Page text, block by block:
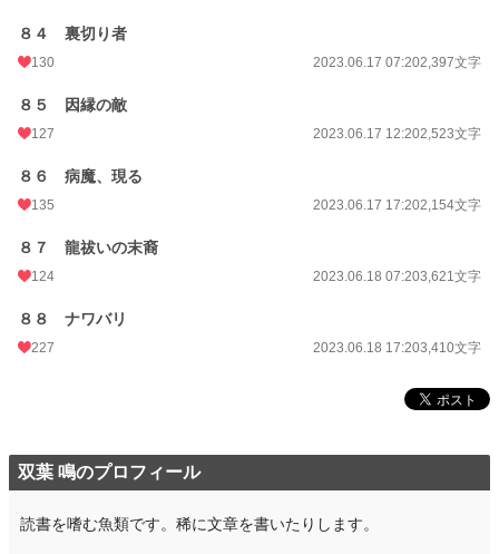
８４ 裏切り者
130 2023.06.17 07:202,397文字
８５ 因縁の敵
127 2023.06.17 12:202,523文字
８６ 病魔、現る
135 2023.06.17 17:202,154文字
８７ 龍祓いの末裔
124 2023.06.18 07:203,621文字
８８ ナワバリ
227 2023.06.18 17:203,410文字
双葉 鳴のプロフィール
読書を嗜む魚類です。稀に文章を書いたりします。